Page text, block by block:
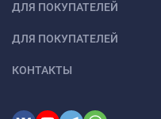
ДЛЯ ПОКУПАТЕЛЕЙ
ДЛЯ ПОКУПАТЕЛЕЙ
КОНТАКТЫ